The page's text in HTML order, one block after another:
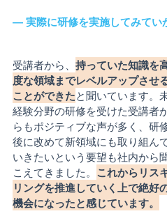
― 実際に研修を実施してみてい
受講者から、 持っていた知識を
度な領域までレベルアップさせ
ことができたと聞いています。
経験分野の研修を受けた受講者
らもポジティブな声が多く、研
後に改めて新領域にも取り組ん
いきたいという要望も社内から
こえてきました。 これからリス
リングを推進していく上で絶好
機会になったと感じています。